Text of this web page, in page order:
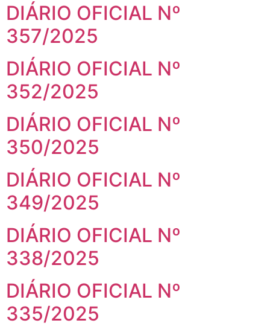
DIÁRIO OFICIAL Nº
357/2025
DIÁRIO OFICIAL Nº
352/2025
DIÁRIO OFICIAL Nº
350/2025
DIÁRIO OFICIAL Nº
349/2025
DIÁRIO OFICIAL Nº
338/2025
DIÁRIO OFICIAL Nº
335/2025